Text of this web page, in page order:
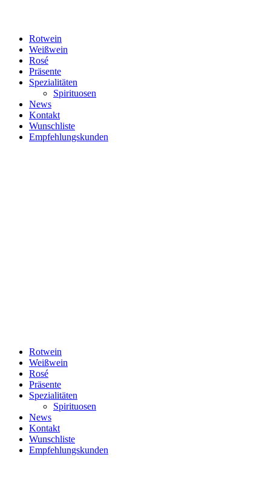
Rotwein
Weißwein
Rosé
Präsente
Spezialitäten
Spirituosen
News
Kontakt
Wunschliste
Empfehlungskunden
Rotwein
Weißwein
Rosé
Präsente
Spezialitäten
Spirituosen
News
Kontakt
Wunschliste
Empfehlungskunden